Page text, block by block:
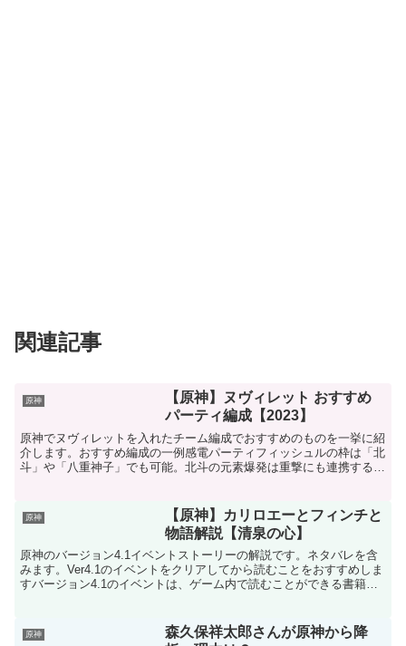
関連記事
原神
【原神】ヌヴィレット おすすめ
パーティ編成【2023】
原神でヌヴィレットを入れたチーム編成でおすすめのものを一挙に紹
介します。おすすめ編成の一例感電パーティフィッシュルの枠は「北
斗」や「八重神子」でも可能。北斗の元素爆発は重撃にも連携する。
原神
【原神】カリロエーとフィンチと
物語解説【清泉の心】
原神のバージョン4.1イベントストーリーの解説です。ネタバレを含
みます。Ver4.1のイベントをクリアしてから読むことをおすすめしま
すバージョン4.1のイベントは、ゲーム内で読むことができる書籍
原神
森久保祥太郎さんが原神から降